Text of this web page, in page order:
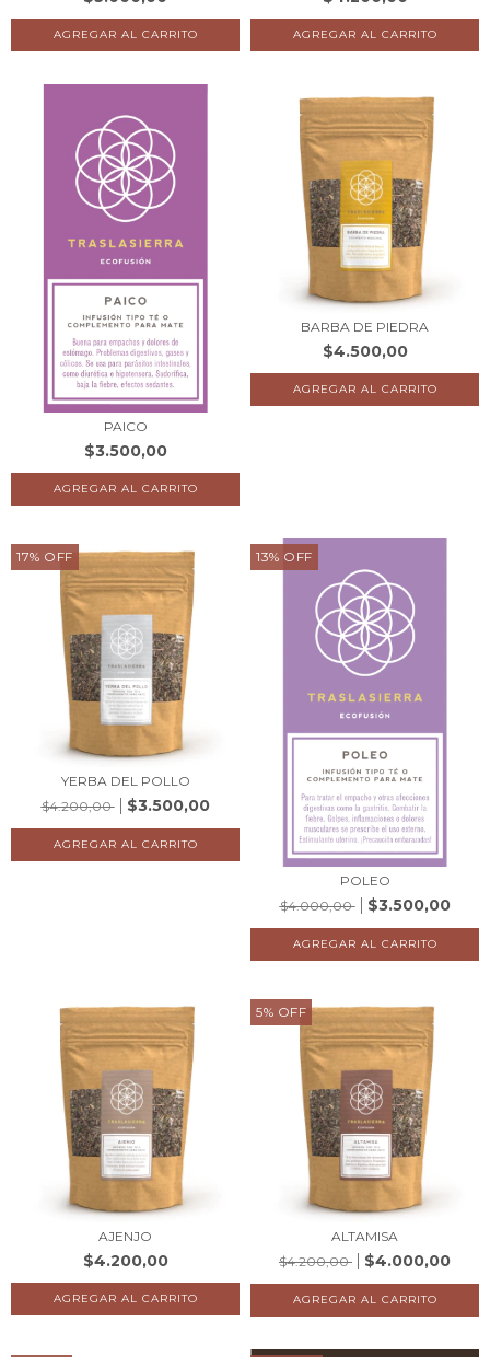
PAICO
$3.500,00
BARBA DE PIEDRA
$4.500,00
17% OFF
YERBA DEL POLLO
$4.200,00
$3.500,00
13% OFF
POLEO
$4.000,00
$3.500,00
AJENJO
$4.200,00
5% OFF
ALTAMISA
$4.200,00
$4.000,00